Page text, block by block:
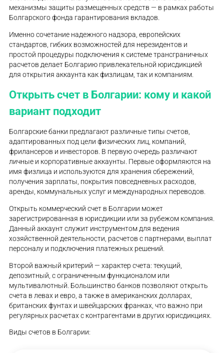
механизмы защиты размещенных средств — в рамках работы
Болгарского фонда гарантирования вкладов.
Именно сочетание надежного надзора, европейских
стандартов, гибких возможностей для нерезидентов и
простой процедуры подключения к системе трансграничных
расчетов делает Болгарию привлекательной юрисдикцией
для открытия аккаунта как физлицам, так и компаниям.
Открыть счет в Болгарии: кому и какой
вариант подходит
Болгарские банки предлагают различные типы счетов,
адаптированных под цели физических лиц, компаний,
фрилансеров и инвесторов. В первую очередь различают
личные и корпоративные аккаунты. Первые оформляются на
имя физлица и используются для хранения сбережений,
получения зарплаты, покрытия повседневных расходов,
аренды, коммунальных услуг и международных переводов.
Открыть коммерческий счет в Болгарии может
зарегистрированная в юрисдикции или за рубежом компания.
Данный аккаунт служит инструментом для ведения
хозяйственной деятельности, расчетов с партнерами, выплат
персоналу и подключения платежных решений.
Второй важный критерий — характер счета: текущий,
депозитный, с ограниченным функционалом или
мультивалютный. Большинство банков позволяют открыть
счета в левах и евро, а также в американских долларах,
британских фунтах и швейцарских франках, что важно при
регулярных расчетах с контрагентами в других юрисдикциях.
Виды счетов в Болгарии: